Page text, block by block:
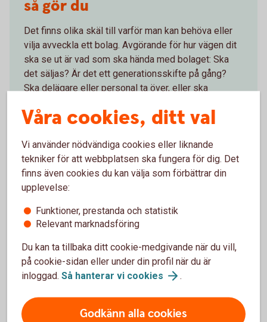
så gör du
Det finns olika skäl till varför man kan behöva eller
vilja avveckla ett bolag. Avgörande för hur vägen dit
ska se ut är vad som ska hända med bolaget: Ska
det säljas? Är det ett generationsskifte på gång?
Ska delägare eller personal ta över, eller ska
du behöver tänka på för respektive situation.
Att lämna ägandet ibolaget
Våra cookies, ditt val
Vi använder nödvändiga cookies eller liknande
tekniker för att webbplatsen ska fungera för dig. Det
finns även cookies du kan välja som förbättrar din
upplevelse:
Funktioner, prestanda och statistik
Relevant marknadsföring
Du kan ta tillbaka ditt cookie-medgivande när du vill,
på cookie-sidan eller under din profil när du är
inloggad. Så hanterar vi cookies .
Godkänn alla cookies